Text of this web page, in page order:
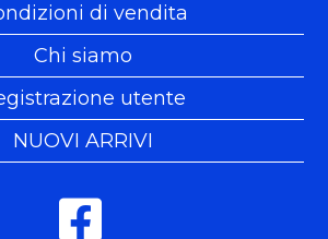
di vendita
Chi siamo
utente
NUOVI ARRIVI